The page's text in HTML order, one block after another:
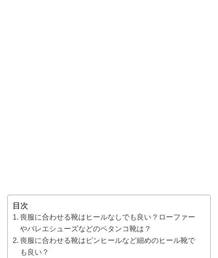
目次
喪服に合わせる靴はヒールなしでも良い？ローファー
やバレエシューズなどのペタンコ靴は？
喪服に合わせる靴はピンヒールなど細めのヒール靴で
も良い？